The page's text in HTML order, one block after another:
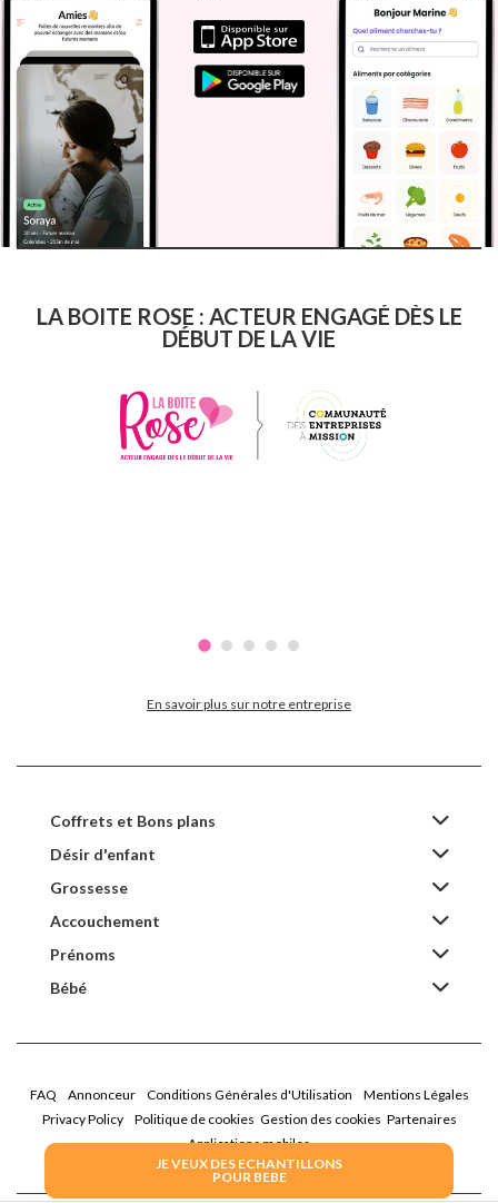
JE VEUX DES ECHANTILLONS
POUR BEBE
LA BOITE ROSE : ACTEUR ENGAGÉ DÈS LE
DÉBUT DE LA VIE
En savoir plus sur notre entreprise
Coffrets et Bons plans
Désir d'enfant
Grossesse
Accouchement
Prénoms
Bébé
FAQ Annonceur Conditions Générales d'Utilisation
Mentions Légales
Privacy Policy
Politique de cookies Gestion des cookies Partenaires
Applications mobiles